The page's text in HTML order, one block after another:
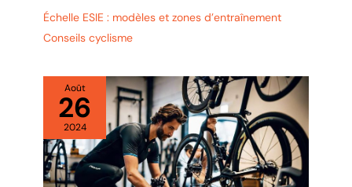
Échelle ESIE : modèles et zones d’entraînement
Conseils cyclisme
Août
26
2024